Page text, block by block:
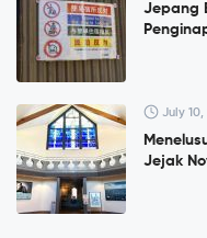
Jepang
July 10,
Jejak